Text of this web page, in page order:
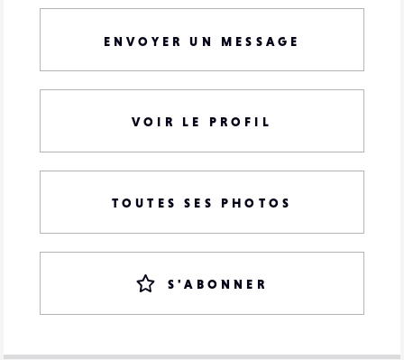
ENVOYER UN MESSAGE
VOIR LE PROFIL
TOUTES SES PHOTOS
S'ABONNER